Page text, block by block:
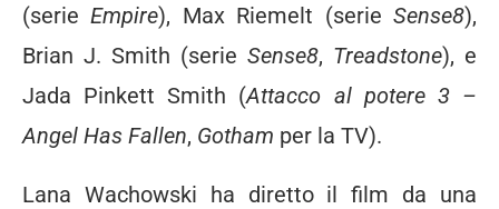
(serieEmpire), Max Riemelt (serieSense8),
Brian J. Smith (serie Sense8, Treadstone), e
Jada Pinkett Smith (Attacco al potere 3 –
Angel Has Fallen, Gotham per la TV).
Lana Wachowski ha diretto il film da una